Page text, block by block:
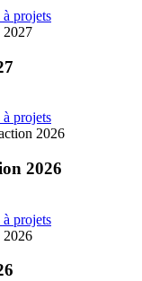
projets
projets
2026
2026
projets